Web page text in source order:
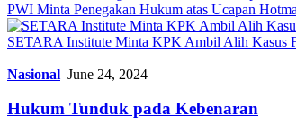
PWI Minta Penegakan Hukum atas Ucapan
SETARA Institute Minta KPK Ambil Alih Kasus
Nasional June 24, 2024
Hukum Tunduk pada Kebenaran